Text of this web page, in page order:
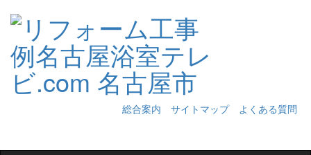
総合案内 サイトマップ
よくある質問